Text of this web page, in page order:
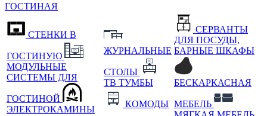
ГОСТИНАЯ
СТЕНКИ В
ГОСТИНУЮ
МОДУЛЬНЫЕ
СИСТЕМЫ ДЛЯ
ГОСТИНОЙ
ЭЛЕКТРОКАМИНЫ
ЖУРНАЛЬНЫЕ
СТОЛЫ
ТВ ТУМБЫ
КОМОДЫ
СЕРВАНТЫ
ДЛЯ ПОСУДЫ,
БАРНЫЕ ШКАФЫ
БЕСКАРКАСНАЯ
МЕБЕЛЬ